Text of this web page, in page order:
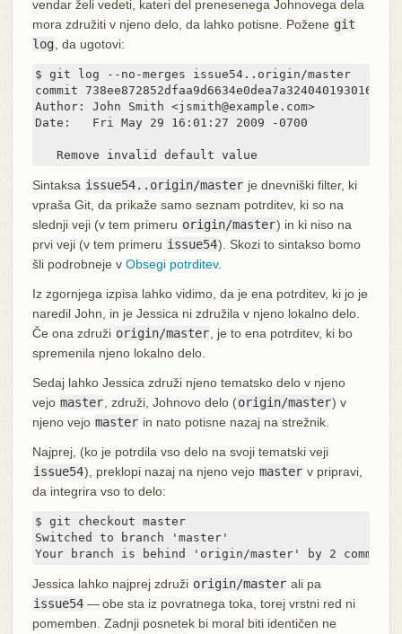
vendar želi vedeti, kateri del prenesenega Johnovega dela
mora združiti v njeno delo, da lahko potisne. Požene git
log , da ugotovi:
$ git log --no-merges issue54..origin/master
commit 738ee872852dfaa9d6634e0dea7a324040193016
Author: John Smith <jsmith@example.com>
Date:   Fri May 29 16:01:27 2009 -0700
   Remove invalid default value
Sintaksa issue54..origin/master je dnevniški filter, ki
vpraša Git, da prikaže samo seznam potrditev, ki so na
slednji veji (v tem primeru origin/master) in ki niso na
prvi veji (v tem primeru issue54). Skozi to sintakso bomo
šli podrobneje v Obsegi potrditev.
Iz zgornjega izpisa lahko vidimo, da je ena potrditev, ki jo je
naredil John, in je Jessica ni združila v njeno lokalno delo.
Če ona združi origin/master , je to ena potrditev, ki bo
spremenila njeno lokalno delo.
Sedaj lahko Jessica združi njeno tematsko delo v njeno
vejo master , združi, Johnovo delo (origin/master) v
njeno vejo master in nato potisne nazaj na strežnik.
Najprej, (ko je potrdila vso delo na svoji tematski veji
issue54), preklopi nazaj na njeno vejo master v pripravi,
da integrira vso to delo:
$ git checkout master
Switched to branch 'master'
Your branch is behind 'origin/master' by 2
Jessica lahko najprej združi origin/master ali pa
issue54 — obe sta iz povratnega toka, torej vrstni red ni
pomemben. Zadnji posnetek bi moral biti identičen ne